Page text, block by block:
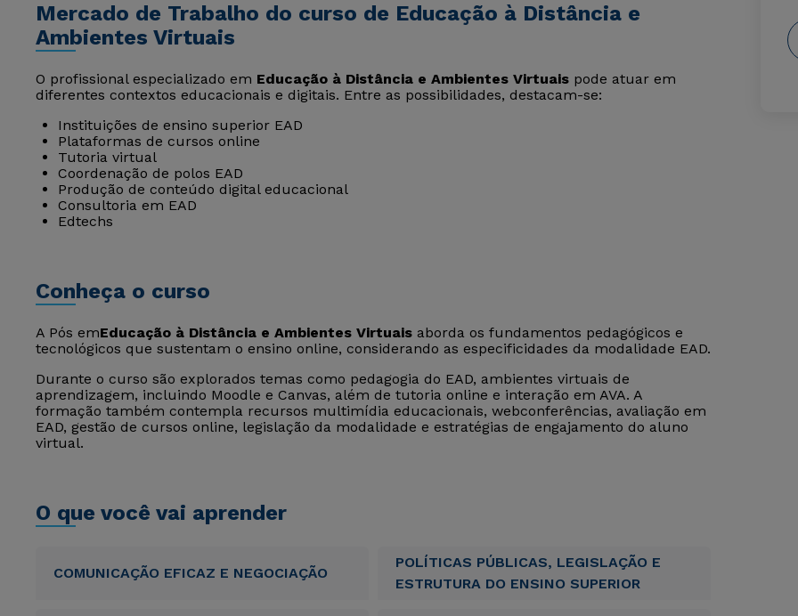
Mercado de Trabalho do curso de Educação à Distância e
Ambientes Virtuais
O profissional especializado em Educação à Distância e Ambientes Virtuais pode atuar em
diferentes contextos educacionais e digitais. Entre as possibilidades, destacam-se:
Instituições de ensino superior EAD
Plataformas de cursos online
Tutoria virtual
Coordenação de polos EAD
Produção de conteúdo digital educacional
Consultoria em EAD
Edtechs
Conheça o curso
A Pós emEducação à Distância e Ambientes Virtuais aborda os fundamentos pedagógicos e
tecnológicos que sustentam o ensino online, considerando as especificidades da modalidade EAD.
Durante o curso são explorados temas como pedagogia do EAD, ambientes virtuais de
aprendizagem, incluindo Moodle e Canvas, além de tutoria online e interação em AVA. A
formação também contempla recursos multimídia educacionais, webconferências, avaliação em
EAD, gestão de cursos online, legislação da modalidade e estratégias de engajamento do aluno
virtual.
O que você vai aprender
COMUNICAÇÃO EFICAZ E NEGOCIAÇÃO
POLÍTICAS PÚBLICAS, LEGISLAÇÃO E
ESTRUTURA DO ENSINO SUPERIOR